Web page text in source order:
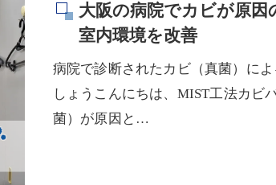
大阪の病院でカビが原
室内環境を改善
病院で診断されたカビ（真菌）に
しょうこんにちは、MIST工法カビ
菌）が原因と…